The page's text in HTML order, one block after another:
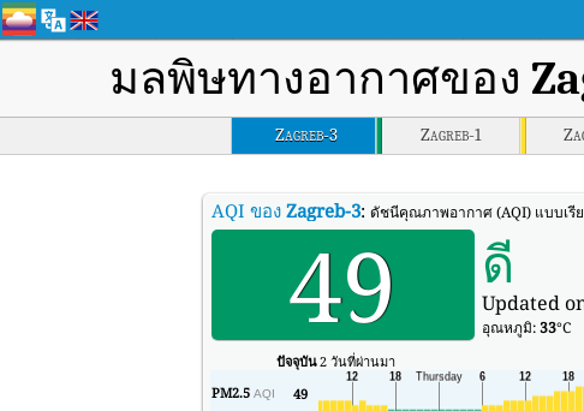
มลพิษทางอากาศของ
Zagreb-3 Zagreb-1
AQI ของ Zagreb-3: ดัชนีคุณภาพอากาศ (AQI) แบบเรี
49 ดี
Updated
อุณหภูมิ:33°C
ปัจจุบัน2 วันที่ผ่านมา
PM2.5 AQI 49